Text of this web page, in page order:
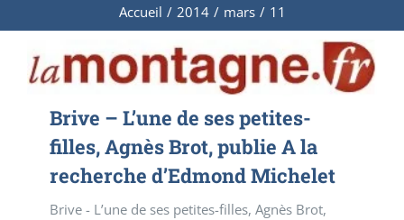
Accueil / 2014 / mars / 11
Brive – L’une de ses petites-
filles, Agnès Brot, publie A la
recherche d’Edmond Michelet
Brive - L’une de ses petites-filles, Agnès Brot,